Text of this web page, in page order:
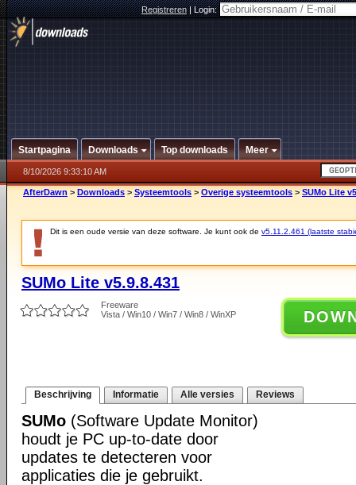
Registreren|Login:
Startpagina Downloads Top downloads Meer
8/10/2026 9:33:10 AM
AfterDawn > Downloads > Systeemtools > Overige systeemtools > SUMo Lite
Dit is een oude versie van deze software. Je kunt ook de v5.11.2.461 (laatste
SUMo Lite v5.9.8.431
Freeware
Vista / Win10 / Win7 / Win8 / WinXP
Beschrijving Informatie Alle versies Reviews
SUMo (Software Update Monitor)
houdt je PC up-to-date door
updates te detecteren voor
applicaties die je gebruikt.